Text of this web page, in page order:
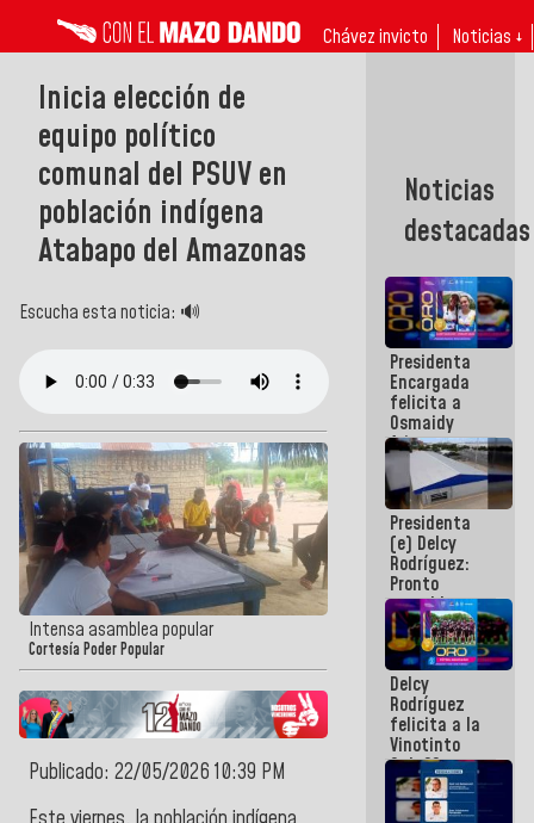
Chávez invicto Noticias ↓
Inicia elección de
equipo político
comunal del PSUV en
población indígena
Atabapo del Amazonas
Escucha esta noticia: 🔊
Intensa asamblea popular
Cortesía Poder Popular
Publicado: 22/05/2026 10:39 PM
Noticias
destacadas
Presidenta
Encargada
felicita a
Osmaidy
Arias y
Giraly
Marcano por
hacer
historia en
los
Centroamericanos
Presidenta
(e) Delcy
Rodríguez:
Pronto
restableceremos
las
operaciones
en el
Aeropuerto
Internacional
de
Maiquetía
Delcy
Rodríguez
felicita a la
Vinotinto
Sub 20
campeona
frente